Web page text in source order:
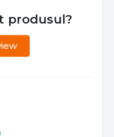
produsul?